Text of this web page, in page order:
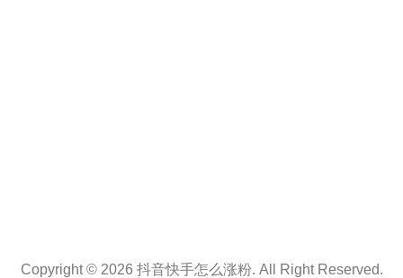
Copyright © 2026 抖音快手怎么涨粉. All Right Reserved.